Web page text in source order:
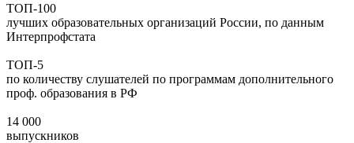
ТОП-100
лучших образовательных организаций России, по данным
Интерпрофстата
ТОП-5
по количеству слушателей по программам дополнительного
проф. образования в РФ
14 000
выпускников